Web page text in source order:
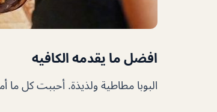
افضل ما يقدمه الكافيه
البوبا مطاطية ولذيذة. أحببت كل